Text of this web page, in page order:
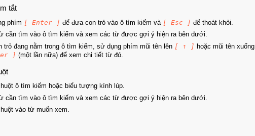
tắt
phím [ Enter ] để đưa con trỏ vào ô tìm kiếm và [ Esc ] để thoát khỏi.
cần tìm vào ô tìm kiếm và xem các từ được gợi ý hiện ra bên dưới.
trỏ đang nằm trong ô tìm kiếm, sử dụng phím mũi tên lên [ ↑ ] hoặc mũi tên xuống
] (một lần nữa) để xem chi tiết từ đó.
ô tìm kiếm hoặc biểu tượng kính lúp.
cần tìm vào ô tìm kiếm và xem các từ được gợi ý hiện ra bên dưới.
vào từ muốn xem.